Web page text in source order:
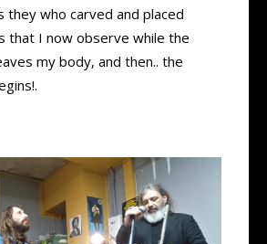
they who carved and placed
that I now observe while the
my body, and then.. the